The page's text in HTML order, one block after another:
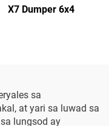
X7 Dumper 6x4
sa
at yari sa luwad sa
lungsod ay